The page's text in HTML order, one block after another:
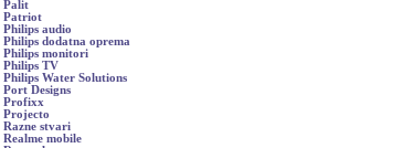
Palit
Patriot
Philips audio
Philips dodatna oprema
Philips monitori
Philips TV
Philips Water Solutions
Port Designs
Profixx
Projecto
Razne stvari
Realme mobile